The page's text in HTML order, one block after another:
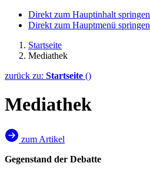
Direkt zum Hauptinhalt springen
Direkt zum Hauptmenü springen
Startseite
Mediathek
zurück zu: Startseite ()
Mediathek
zum Artikel
Gegenstand der Debatte